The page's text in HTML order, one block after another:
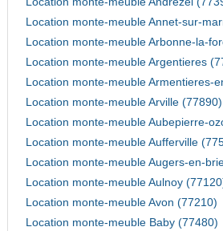
Location monte-meuble Annet-sur-
Location monte-meuble Arbonne-la-
Location monte-meuble Argentieres
Location monte-meuble Armentieres-
Location monte-meuble Arville (77890)
Location monte-meuble Aubepierre-
Location monte-meuble Aufferville
Location monte-meuble Augers-en-
Location monte-meuble Aulnoy
Location monte-meuble Avon (77210)
Location monte-meuble Baby (77480)